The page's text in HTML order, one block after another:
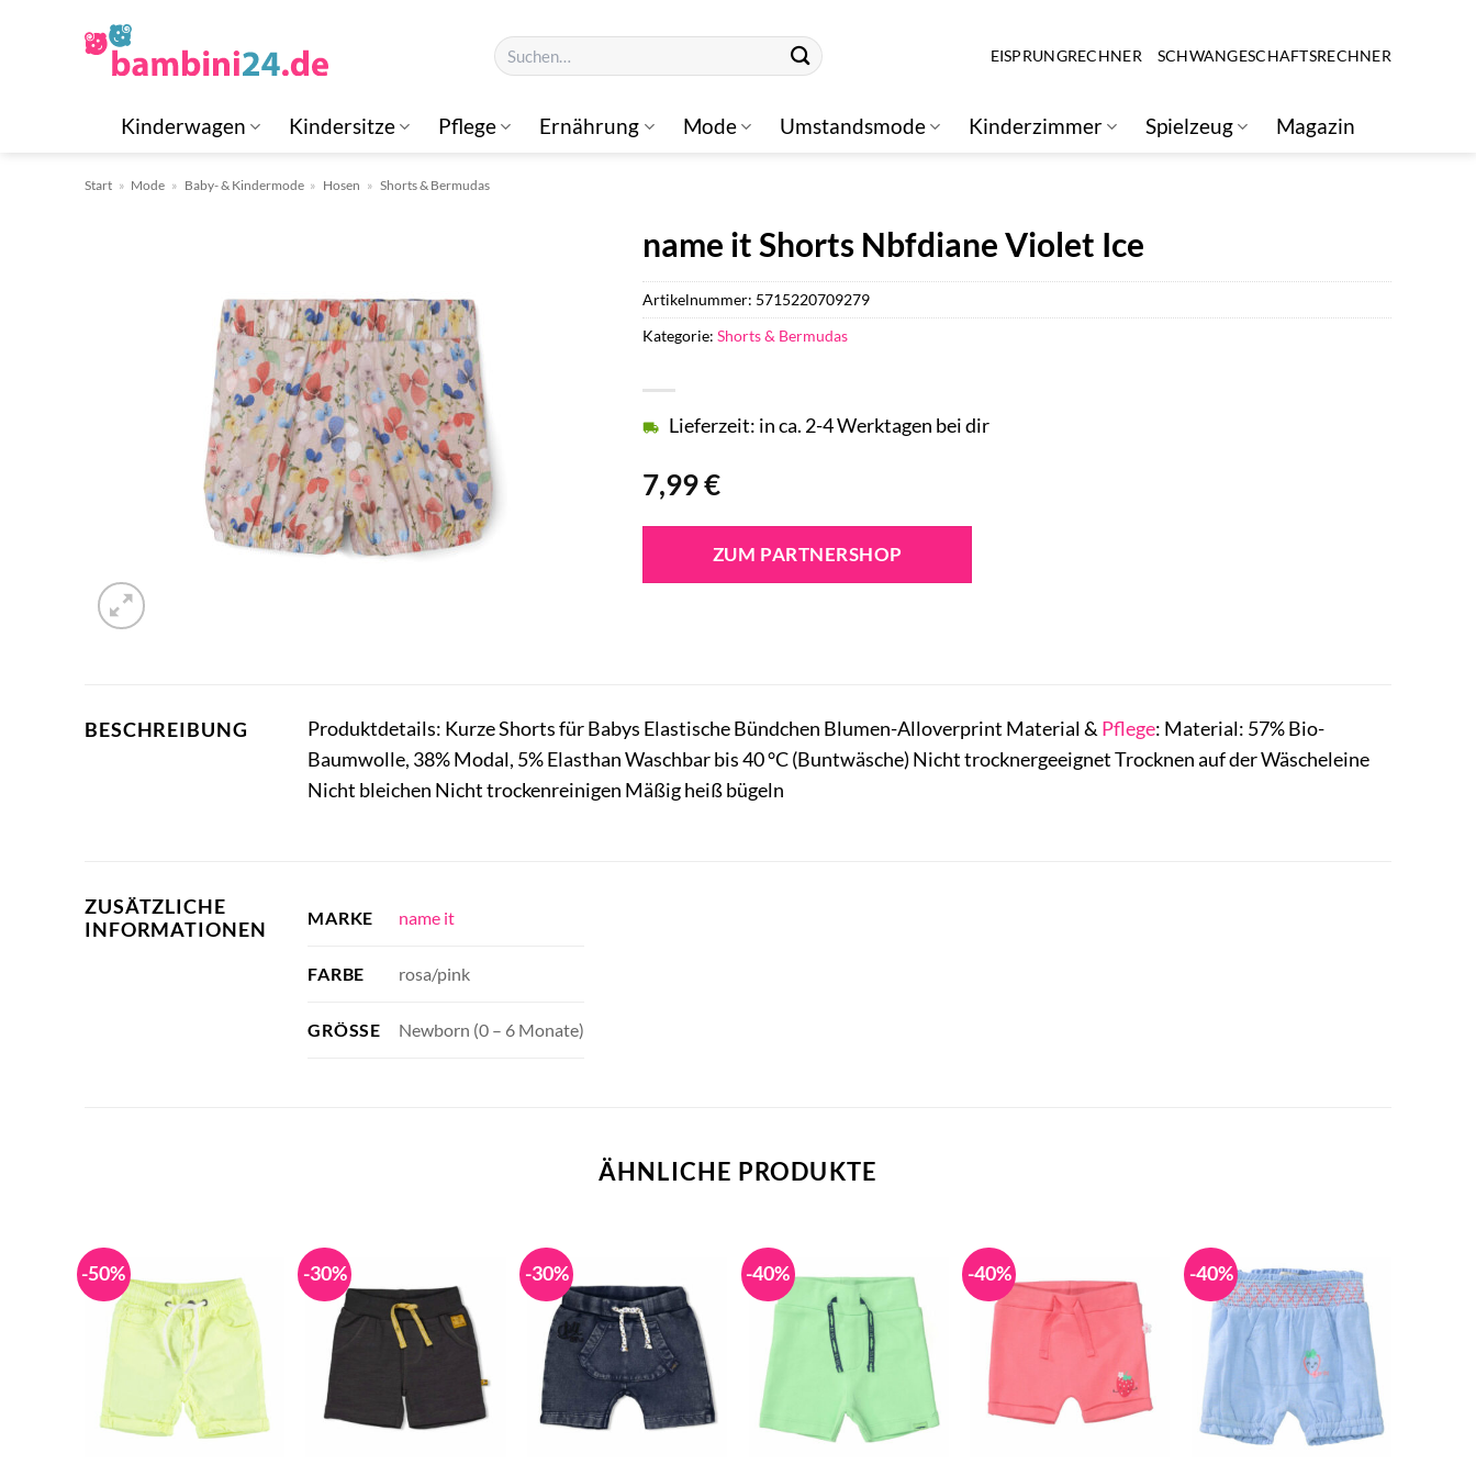
Suchen
nach:
EISPRUNGRECHNER SCHWANGESCHAFTSRECHNER
Kinderwagen Kindersitze Pflege Ernährung Mode Umstandsmode Kinderzimmer Spielzeug Magazin
Start » Mode » Baby- & Kindermode » Hosen » Shorts & Bermudas
name it Shorts Nbfdiane Violet Ice
7,99€
Lieferzeit: in ca. 2-4 Werktagen bei dir
ZUM PARTNERSHOP
Artikelnummer: 5715220709279
Kategorie:Shorts & Bermudas
BESCHREIBUNG Produktdetails: Kurze Shorts für Babys Elastische Bündchen Blumen-Alloverprint Material &Pflege: Material: 57% Bio-
Baumwolle, 38% Modal, 5% Elasthan Waschbar bis 40 °C (Buntwäsche) Nicht trocknergeeignet Trocknen auf der Wäscheleine
Nicht bleichen Nicht trockenreinigen Mäßig heiß bügeln
ZUSÄTZLICHE
INFORMATIONEN
MARKE name it
FARBE rosa/pink
GRÖSSE Newborn (0 – 6 Monate)
ÄHNLICHE PRODUKTE
-50% -30% -30% -40% -40% -40%